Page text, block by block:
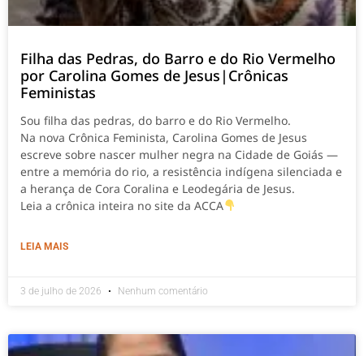
Filha das Pedras, do Barro e do Rio Vermelho
por Carolina Gomes de Jesus|Crônicas
Feministas
Sou filha das pedras, do barro e do Rio Vermelho.
Na nova Crônica Feminista, Carolina Gomes de Jesus
escreve sobre nascer mulher negra na Cidade de Goiás —
entre a memória do rio, a resistência indígena silenciada e
a herança de Cora Coralina e Leodegária de Jesus.
Leia a crônica inteira no site da ACCA
LEIA MAIS
3 de julho de 2026 Nenhum comentário